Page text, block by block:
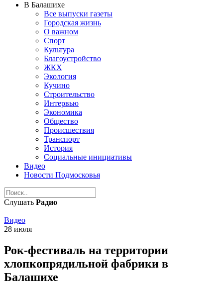
В Балашихе
Все выпуски газеты
Городская жизнь
О важном
Спорт
Культура
Благоустройство
ЖКХ
Экология
Кучино
Строительство
Интервью
Экономика
Общество
Происшествия
Транспорт
История
Социальные инициативы
Видео
Новости Подмосковья
Слушать Радио
Видео
28 июля
Рок-фестиваль на территории
хлопкопрядильной фабрики в
Балашихе